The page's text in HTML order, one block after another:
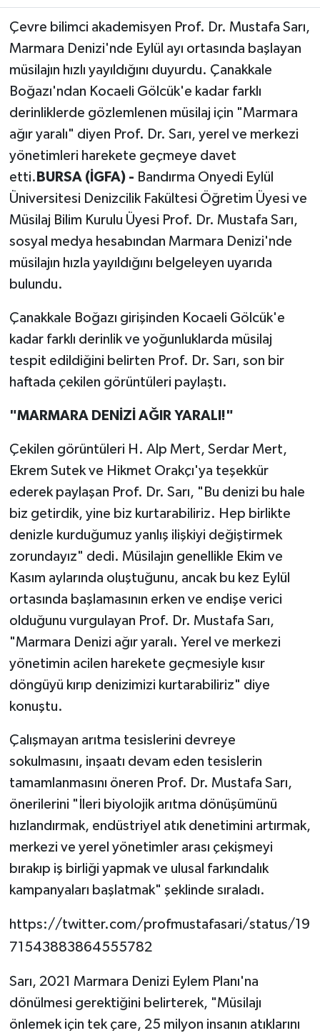
Çevre bilimci akademisyen Prof. Dr. Mustafa Sarı,
Marmara Denizi'nde Eylül ayı ortasında başlayan
müsilajın hızlı yayıldığını duyurdu. Çanakkale
Boğazı'ndan Kocaeli Gölcük'e kadar farklı
derinliklerde gözlemlenen müsilaj için "Marmara
ağır yaralı" diyen Prof. Dr. Sarı, yerel ve merkezi
yönetimleri harekete geçmeye davet
etti. BURSA (İGFA) - Bandırma Onyedi Eylül
Üniversitesi Denizcilik Fakültesi Öğretim Üyesi ve
Müsilaj Bilim Kurulu Üyesi Prof. Dr. Mustafa Sarı,
sosyal medya hesabından Marmara Denizi'nde
müsilajın hızla yayıldığını belgeleyen uyarıda
bulundu.
Çanakkale Boğazı girişinden Kocaeli Gölcük'e
kadar farklı derinlik ve yoğunluklarda müsilaj
tespit edildiğini belirten Prof. Dr. Sarı, son bir
haftada çekilen görüntüleri paylaştı.
"MARMARA DENİZİ AĞIR YARALI!"
Çekilen görüntüleri H. Alp Mert, Serdar Mert,
Ekrem Sutek ve Hikmet Orakçı'ya teşekkür
ederek paylaşan Prof. Dr. Sarı, "Bu denizi bu hale
biz getirdik, yine biz kurtarabiliriz. Hep birlikte
denizle kurduğumuz yanlış ilişkiyi değiştirmek
zorundayız" dedi. Müsilajın genellikle Ekim ve
Kasım aylarında oluştuğunu, ancak bu kez Eylül
ortasında başlamasının erken ve endişe verici
olduğunu vurgulayan Prof. Dr. Mustafa Sarı,
"Marmara Denizi ağır yaralı. Yerel ve merkezi
yönetimin acilen harekete geçmesiyle kısır
döngüyü kırıp denizimizi kurtarabiliriz" diye
konuştu.
Çalışmayan arıtma tesislerini devreye
sokulmasını, inşaatı devam eden tesislerin
tamamlanmasını öneren Prof. Dr. Mustafa Sarı,
önerilerini "İleri biyolojik arıtma dönüşümünü
hızlandırmak, endüstriyel atık denetimini artırmak,
merkezi ve yerel yönetimler arası çekişmeyi
bırakıp iş birliği yapmak ve ulusal farkındalık
kampanyaları başlatmak" şeklinde sıraladı.
https://twitter.com/profmustafasari/status/19
71543883864555782
Sarı, 2021 Marmara Denizi Eylem Planı'na
dönülmesi gerektiğini belirterek, "Müsilajı
önlemek için tek çare, 25 milyon insanın atıklarını